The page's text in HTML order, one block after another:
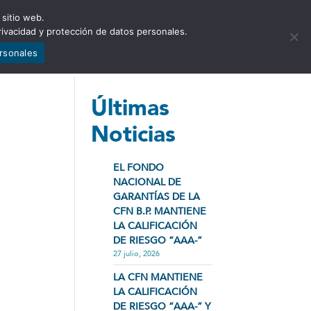
NOTICIAS CONTÁCTENOS
Últimas
Noticias
EL FONDO
NACIONAL DE
GARANTÍAS DE LA
CFN B.P. MANTIENE
LA CALIFICACIÓN
DE RIESGO “AAA-”
27 julio, 2026
LA CFN MANTIENE
LA CALIFICACIÓN
DE RIESGO “AAA-” Y
sitio web.
y protección de datos personales.